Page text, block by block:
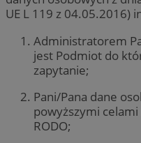
UE L 119 z 04.05.2016)
Administratorem
jest Podmiot do
zapytanie;
Pani/Pana dane
powyższymi
RODO;